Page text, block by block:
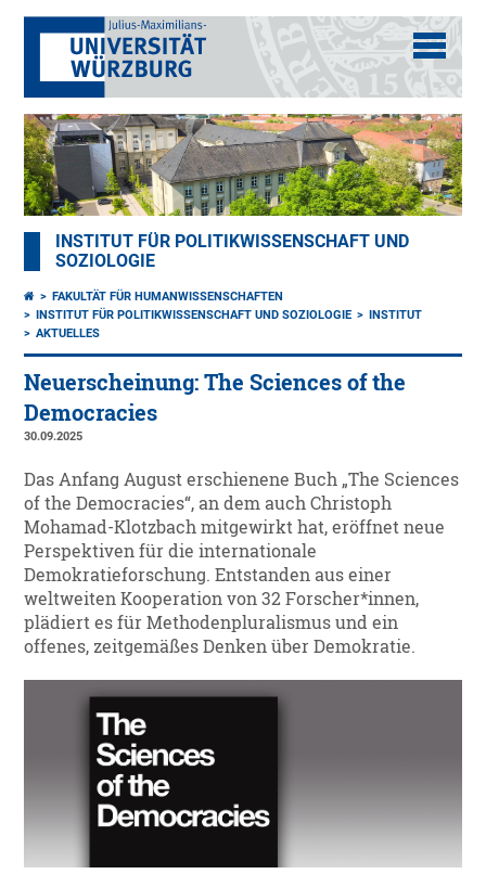
INSTITUT FÜR POLITIKWISSENSCHAFT UND
SOZIOLOGIE
FAKULTÄT FÜR HUMANWISSENSCHAFTEN
INSTITUT FÜR POLITIKWISSENSCHAFT UND SOZIOLOGIE
INSTITUT
AKTUELLES
Neuerscheinung: The Sciences of the
Democracies
30.09.2025
Das Anfang August erschienene Buch „The Sciences
of the Democracies“, an dem auch Christoph
Mohamad-Klotzbach mitgewirkt hat, eröffnet neue
Perspektiven für die internationale
Demokratieforschung. Entstanden aus einer
weltweiten Kooperation von 32 Forscher*innen,
plädiert es für Methodenpluralismus und ein
offenes, zeitgemäßes Denken über Demokratie.